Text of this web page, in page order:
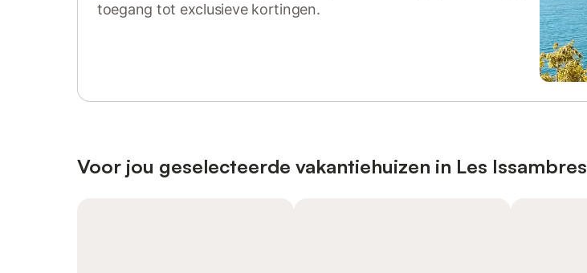
toegang tot exclusieve kortingen.
Voor jou geselecteerde vakantiehuizen in Les Issambres